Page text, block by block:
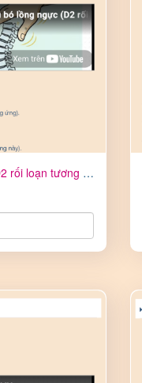
Viêm mũi dị ứng, cơn đau bó lồng ngực (D2 rối loạn tương ứng ...